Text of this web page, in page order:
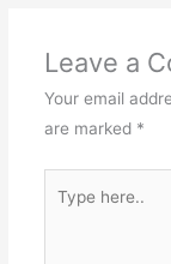
Leave a
Your email
are marked *
here..